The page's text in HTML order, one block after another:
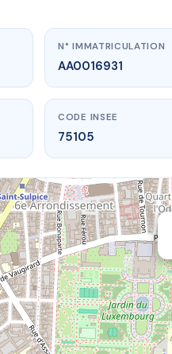
www.vme.plus/
SDC 20 RUE
20 r soufflot75005
N° IMMATRICULATION
AA0016931
CODE INSEE
75105